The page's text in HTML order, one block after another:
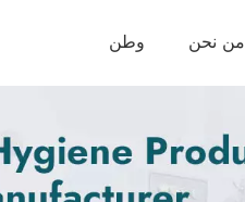
وطن من نحن